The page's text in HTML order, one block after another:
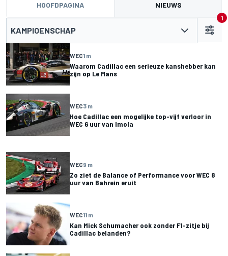
HOOFDPAGINA NIEUWS
KAMPIOENSCHAP
1
WEC1 m
Waarom Cadillac een serieuze kanshebber kan
zijn op Le Mans
WEC3 m
Hoe Cadillac een mogelijke top-vijf verloor in
WEC 6 uur van Imola
WEC9 m
Zo ziet de Balance of Performance voor WEC 8
uur van Bahrein eruit
WEC11 m
Kan Mick Schumacher ook zonder F1-zitje bij
Cadillac belanden?